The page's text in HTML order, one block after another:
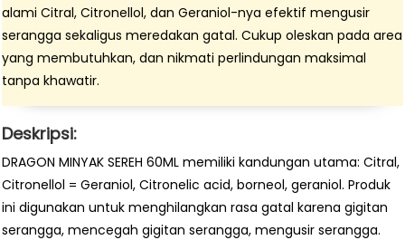
alami Citral, Citronellol, dan Geraniol-nya efektif mengusir
serangga sekaligus meredakan gatal. Cukup oleskan pada area
yang membutuhkan, dan nikmati perlindungan maksimal
tanpa khawatir.
Deskripsi:
DRAGON MINYAK SEREH 60ML memiliki kandungan utama: Citral,
Citronellol = Geraniol, Citronelic acid, borneol, geraniol. Produk
ini digunakan untuk menghilangkan rasa gatal karena gigitan
serangga, mencegah gigitan serangga, mengusir serangga.